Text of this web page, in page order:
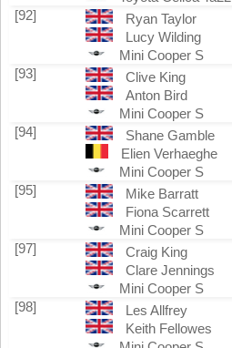
[92]
Ryan Taylor
Lucy Wilding
Mini Cooper S
[93]
Clive King
Anton Bird
Mini Cooper S
[94]
Shane Gamble
Elien Verhaeghe
Mini Cooper S
[95]
Mike Barratt
Fiona Scarrett
Mini Cooper S
[97]
Craig King
Clare Jennings
Mini Cooper S
[98]
Les Allfrey
Keith Fellowes